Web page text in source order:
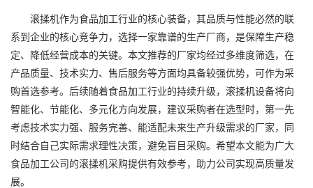
滚揉机作为食品加工行业的核心装备，其品质与性能必然的联
系到企业的核心竞争力，选择一家靠谱的生产厂商，是保障生产稳
定、降低经营成本的关键。本文推荐的厂家均经过多维度筛选，在
产品质量、技术实力、售后服务等方面均具备较强优势，可作为采
购首选参考。后续随着食品加工行业的持续升级，滚揉机设备将向
智能化、节能化、多元化方向发展，建议采购者在选型时，第一先
考虑技术实力强、服务完善、能适配未来生产升级需求的厂家，同
时结合自己实际需求理性决策，避免盲目采购。希望本文能为广大
食品加工公司的滚揉机采购提供有效参考，助力公司实现高质量发
展。